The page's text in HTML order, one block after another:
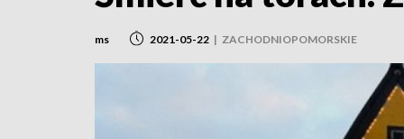
ms 2021-05-22 | ZACHODNIOPOMORSKIE